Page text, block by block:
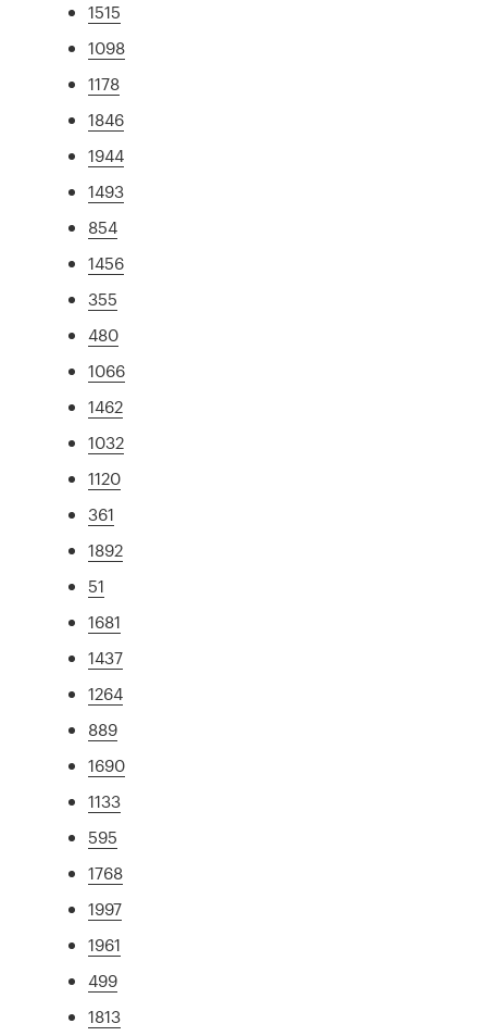
1515
1098
1178
1846
1944
1493
854
1456
355
480
1066
1462
1032
1120
361
1892
51
1681
1437
1264
889
1690
1133
595
1768
1997
1961
499
1813